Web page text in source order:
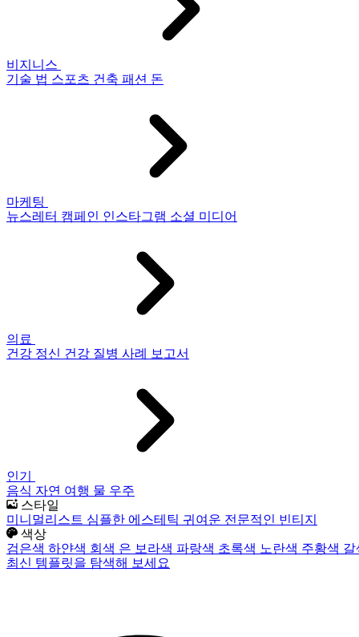
비지니스
기술 법 스포츠 건축 패션 돈
마케팅
뉴스레터 캠페인 인스타그램 소셜 미디어
의료
건강 정신 건강 질병 사례 보고서
인기
음식 자연 여행 물 우주
스타일
미니멀리스트 심플한 에스테틱 귀여운 전문적인 빈티지
색상
검은색 하얀색 회색 은 보라색 파랑색 초록색 노란색 주황색
최신 템플릿을 탐색해 보세요